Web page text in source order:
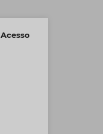
Acesso